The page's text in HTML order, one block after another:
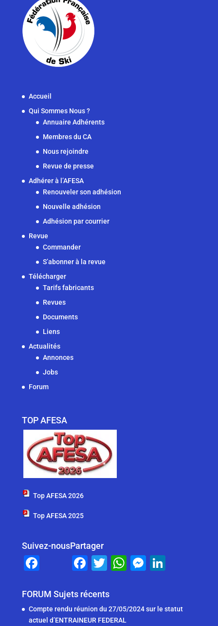
Accueil
Qui Sommes Nous ?
Annuaire Adhérents
Membres du CA
Nous rejoindre
Revue de presse
Adhérer à l’AFESA
Renouveler son adhésion
Nouvelle adhésion
Adhésion par courrier
Revue
Commander
S’abonner à la revue
Télécharger
Tarifs fabricants
Revues
Documents
Liens
Actualités
Annonces
Jobs
Forum
TOP AFESA
Top AFESA 2026
Top AFESA 2025
Suivez-nous
c
e
Partager
F
c
e
T
tt
er
W
s
M
e
e
FORUM Sujets récents
Compte rendu réunion du 27/05/2024 sur le statut
actuel d’ENTRAINEUR FEDERAL